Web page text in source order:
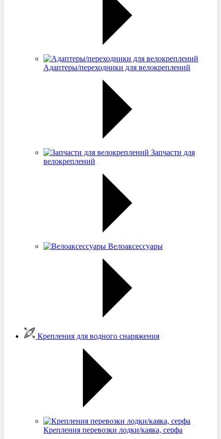
Адаптеры/переходники для велокреплений
Запчасти для
велокреплений
Велоаксессуары
Крепления для водного снаряжения
Крепления перевозки лодки/каяка, серфа